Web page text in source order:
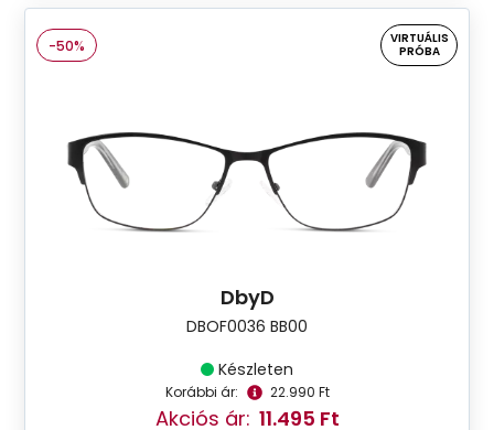
-50%
VIRTUÁLIS
PRÓBA
DbyD
DBOF0036 BB00
Készleten
Korábbi ár: 22.990 Ft
Akciós ár: 11.495 Ft